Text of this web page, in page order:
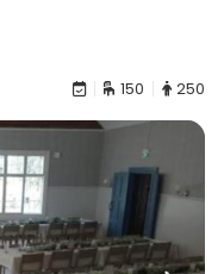
150 250